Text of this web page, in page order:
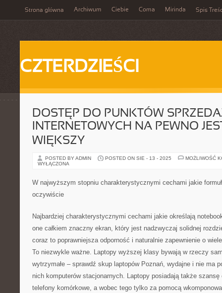
Strona główna Archiwum Ciebie Coma Mirinda Spis
CZTERDZIEŚCI
DOSTĘP DO PUNKTÓW
INTERNETOWYCH NA PEWNO
WIĘKSZY
POSTED BY ADMIN POSTED ON SIE - 13 - 2025
MOŻLIWOŚĆ
WYŁĄCZONA
W najwyższym stopniu charakterystycznymi cechami jakie
oczywiście
Najbardziej charakterystycznymi cechami jakie określają
one całkiem znaczny ekran, który jest nadzwyczaj solidnej
coraz to poprawniejsza odporność i naturalnie zapewnienie o
To niezwykle ważne. Laptopy wyższej klasy bywają w rzeczy
wytrzymałe – sprawdź skup laptopów Poznań, wydajne i nie ma
nich komputerów stacjonarnych. Laptopy posiadają także szansę
telefony komórkowe, a wobec tego tylko za pomocą